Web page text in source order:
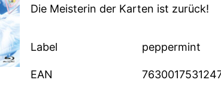
Die Meisterin der Karten ist zurück!
Label peppermint
EAN